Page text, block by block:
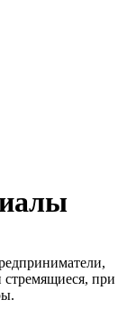
стремящиеся, при